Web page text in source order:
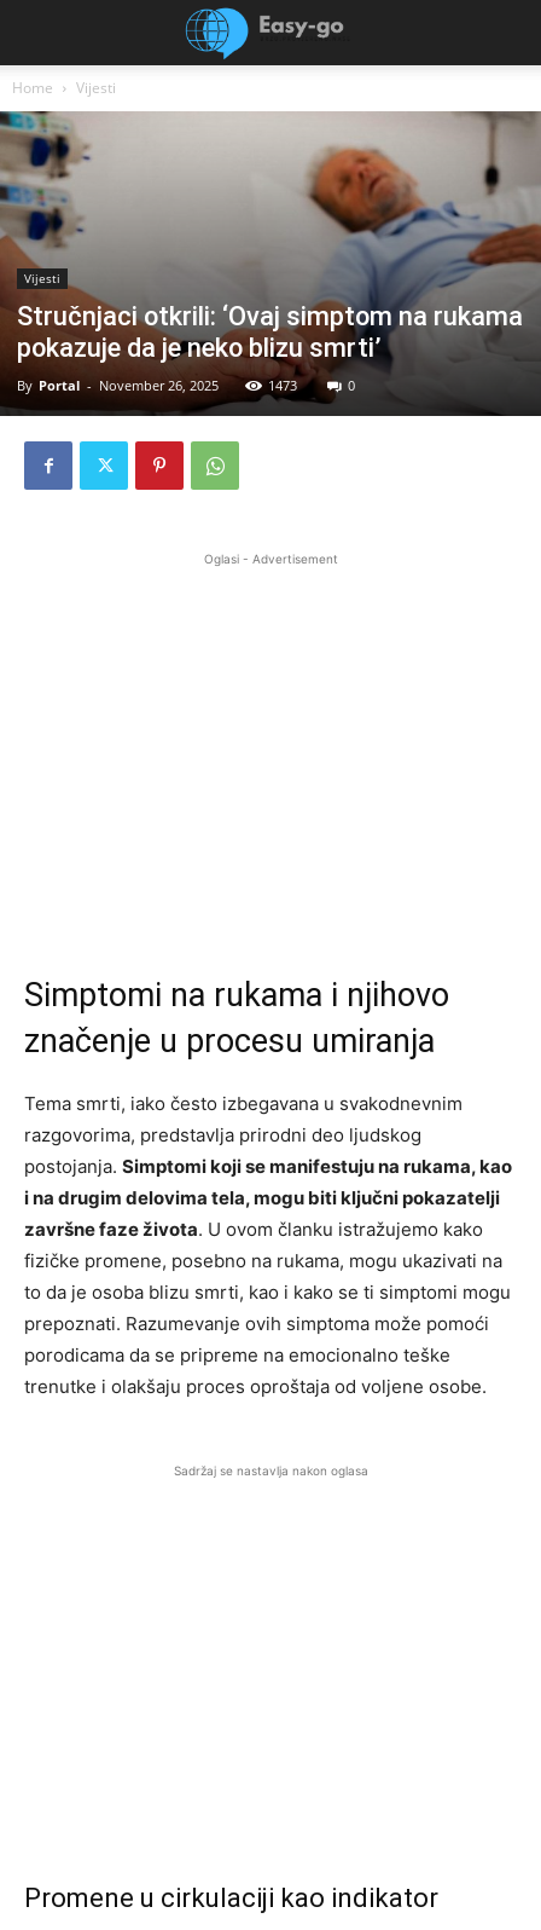
Home Vijesti
Vijesti
Stručnjaci otkrili: ‘Ovaj simptom na rukama
pokazuje da je neko blizu smrti’
By Portal - November 26, 2025 1473 0
Oglasi - Advertisement
Simptomi na rukama i njihovo
značenje u procesu umiranja
Tema smrti, iako često izbegavana u svakodnevnim
razgovorima, predstavlja prirodni deo ljudskog
postojanja. Simptomi koji se manifestuju na rukama, kao
i na drugim delovima tela, mogu biti ključni pokazatelji
završne faze života. U ovom članku istražujemo kako
fizičke promene, posebno na rukama, mogu ukazivati na
to da je osoba blizu smrti, kao i kako se ti simptomi mogu
prepoznati. Razumevanje ovih simptoma može pomoći
porodicama da se pripreme na emocionalno teške
trenutke i olakšaju proces oproštaja od voljene osobe.
Sadržaj se nastavlja nakon oglasa
Promene u cirkulaciji kao indikator